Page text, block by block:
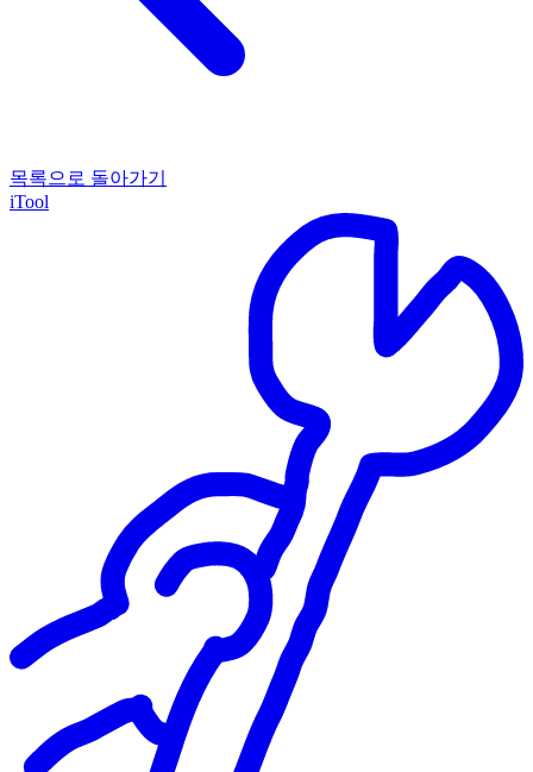
목록으로 돌아가기
iTool